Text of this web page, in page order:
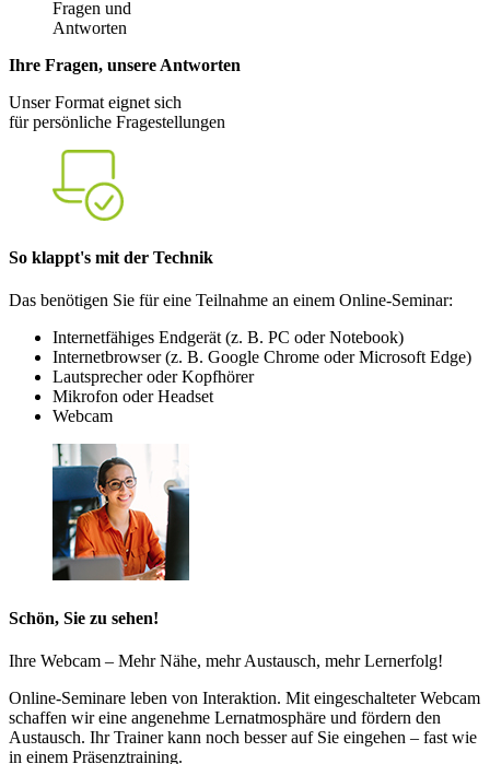
Ihre Fragen, unsere Antworten
Unser Format eignet sich
für persönliche Fragestellungen
So klappt's mit der Technik
Das benötigen Sie für eine Teilnahme an einem Online-Seminar:
Internetfähiges Endgerät (z. B. PC oder Notebook)
Internetbrowser (z. B. Google Chrome oder Microsoft Edge)
Lautsprecher oder Kopfhörer
Mikrofon oder Headset
Webcam
Schön, Sie zu sehen!
Ihre Webcam – Mehr Nähe, mehr Austausch, mehr Lernerfolg!
Online-Seminare leben von Interaktion. Mit eingeschalteter Webcam
schaffen wir eine angenehme Lernatmosphäre und fördern den
Austausch. Ihr Trainer kann noch besser auf Sie eingehen – fast wie
in einem Präsenztraining.